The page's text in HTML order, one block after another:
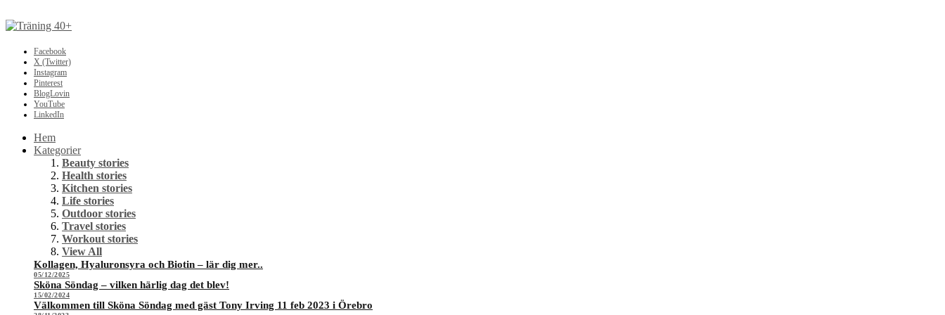
Facebook
X (Twitter)
Instagram
Pinterest
BlogLovin
YouTube
LinkedIn
Hem
Kategorier
Beauty stories
Health stories
Kitchen stories
Life stories
Outdoor stories
Travel stories
Workout stories
View All
Kollagen, Hyaluronsyra och Biotin – lär dig mer..
05/12/2025
Sköna Söndag – vilken härlig dag det blev!
15/02/2024
Välkommen till Sköna Söndag med gäst Tony Irving 11 feb 2023 i Örebro